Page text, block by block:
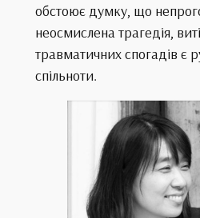
обстоює думку, що
неосмислена трагедія,
травматичних спогадів є
спільноти.